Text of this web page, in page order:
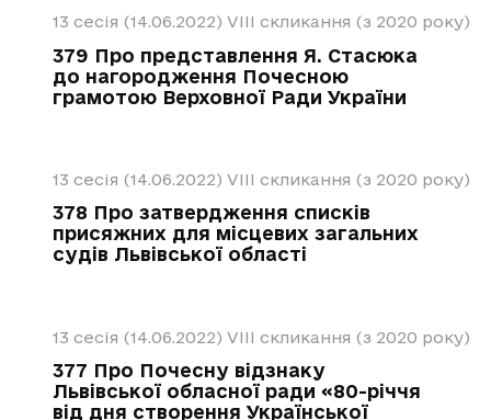
13 сесія (14.06.2022) VIII скликання (з 2020 року)
379 Про представлення Я. Стасюка
до нагородження Почесною
грамотою Верховної Ради України
13 сесія (14.06.2022) VIII скликання (з 2020 року)
378 Про затвердження списків
присяжних для місцевих загальних
судів Львівської області
13 сесія (14.06.2022) VIII скликання (з 2020 року)
377 Про Почесну відзнаку
Львівської обласної ради «80-річчя
від дня створення Української